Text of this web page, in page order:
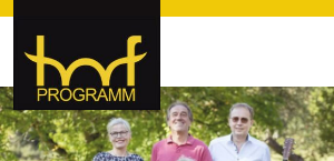
hof-programm – das
Veranstaltungsportal für
Hochfranken